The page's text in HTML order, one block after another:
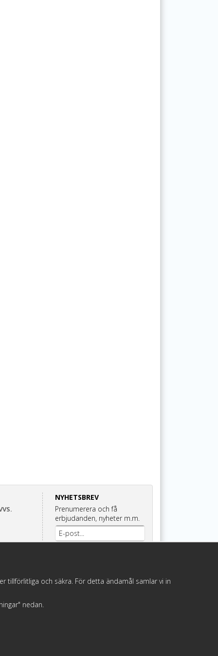
NYHETSBREV
Prenumerera och få
erbjudanden, nyheter m.m.
tillförlitliga och säkra. För detta ändamål samlar vi in
nedan.